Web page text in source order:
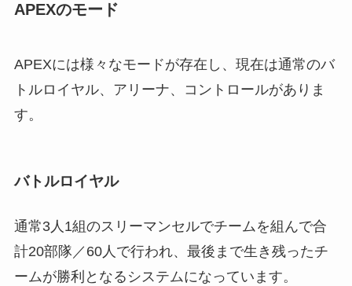
APEXのモード
APEXには様々なモードが存在し、現在は通常のバ
トルロイヤル、アリーナ、コントロールがありま
す。
バトルロイヤル
通常3人1組のスリーマンセルでチームを組んで合
計20部隊／60人で行われ、最後まで生き残ったチ
ームが勝利となるシステムになっています。